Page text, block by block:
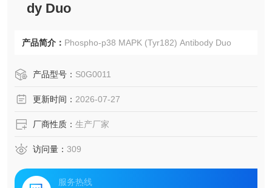
dy Duo
产品简介： Phospho-p38 MAPK (Tyr182) Antibody Duo
产品型号： S0G0011
更新时间： 2026-07-27
厂商性质： 生产厂家
访问量： 309
服务热线